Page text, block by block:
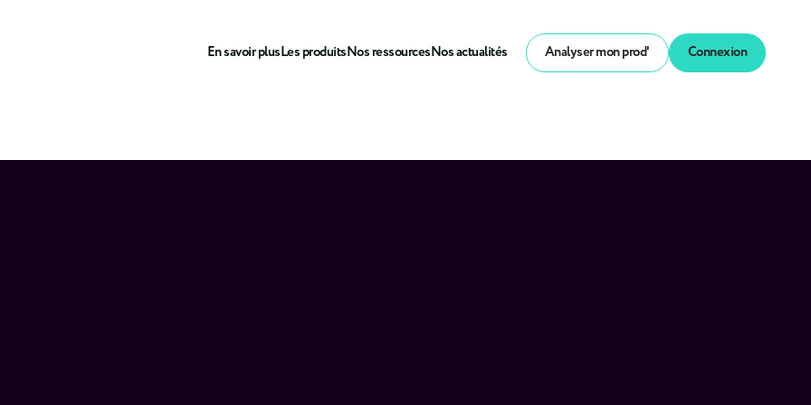
En savoir plusLes produitsNos ressourcesNos actualités Analyser mon prod' Connexion